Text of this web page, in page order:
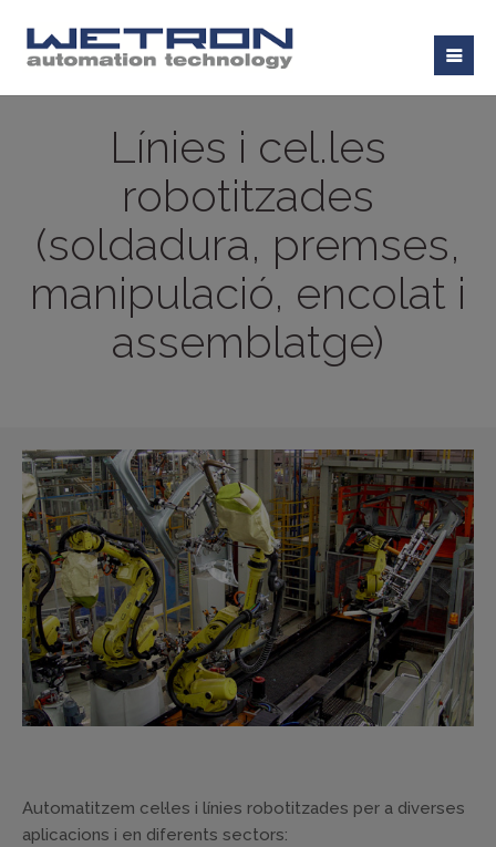
Línies i cel.les
robotitzades
(soldadura, premses,
manipulació, encolat i
assemblatge)
Automatitzem cel·les i línies robotitzades per a diverses
aplicacions i en diferents sectors: